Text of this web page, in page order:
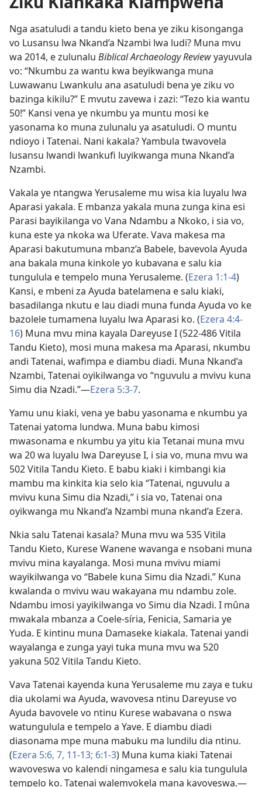
Nga asatuludi a tandu kieto bena ye ziku kisonganga
vo Lusansu lwa Nkand’a Nzambi lwa ludi? Muna mvu
wa 2014, e zulunalu Biblical Archaeology Reviewyayuvula
vo: “Nkumbu za wantu kwa beyikwanga muna
Luwawanu Lwankulu ana asatuludi bena ye ziku vo
bazinga kikilu?” E mvutu zavewa i zazi: “Tezo kia wantu
50!” Kansi vena ye nkumbu ya muntu mosi ke
yasonama ko muna zulunalu ya asatuludi. O muntu
ndioyo i Tatenai. Nani kakala? Yambula twavovela
lusansu lwandi lwankufi luyikwanga muna Nkand’a
Nzambi.
Vakala ye ntangwa Yerusaleme mu wisa kia luyalu lwa
Aparasi yakala. E mbanza yakala muna zunga kina esi
Parasi bayikilanga vo Vana Ndambu a Nkoko, i sia vo,
kuna este ya nkoka wa Uferate. Vava makesa ma
Aparasi bakutumuna mbanz’a Babele, bavevola Ayuda
ana bakala muna kinkole yo kubavana e salu kia
tungulula e tempelo muna Yerusaleme. (Ezera 1:1-4)
Kansi, e mbeni za Ayuda batelamena e salu kiaki,
basadilanga nkutu e lau diadi muna funda Ayuda vo ke
bazolele tumamena luyalu lwa Aparasi ko. (Ezera 4:4-
16) Muna mvu mina kayala Dareyuse I (522-486 Vitila
Tandu Kieto), mosi muna makesa ma Aparasi, nkumbu
andi Tatenai, wafimpa e diambu diadi. Muna Nkand’a
Nzambi, Tatenai oyikilwanga vo “nguvulu a mvivu kuna
Simu dia Nzadi.”—Ezera 5:3-7.
Yamu unu kiaki, vena ye babu yasonama e nkumbu ya
Tatenai yatoma lundwa. Muna babu kimosi
mwasonama e nkumbu ya yitu kia Tetanai muna mvu
wa 20 wa luyalu lwa Dareyuse I, i sia vo, muna mvu wa
502 Vitila Tandu Kieto. E babu kiaki i kimbangi kia
mambu ma kinkita kia selo kia “Tatenai, nguvulu a
mvivu kuna Simu dia Nzadi,” i sia vo, Tatenai ona
oyikwanga mu Nkand’a Nzambi muna nkand’a Ezera.
Nkia salu Tatenai kasala? Muna mvu wa 535 Vitila
Tandu Kieto, Kurese Wanene wavanga e nsobani muna
mvivu mina kayalanga. Mosi muna mvivu miami
wayikilwanga vo “Babele kuna Simu dia Nzadi.” Kuna
kwalanda o mvivu wau wakayana mu ndambu zole.
Ndambu imosi yayikilwanga vo Simu dia Nzadi. I mûna
mwakala mbanza a Coele-síria, Fenicia, Samaria ye
Yuda. E kintinu muna Damaseke kiakala. Tatenai yandi
wayalanga e zunga yayi tuka muna mvu wa 520
yakuna 502 Vitila Tandu Kieto.
Vava Tatenai kayenda kuna Yerusaleme mu zaya e tuku
dia ukolami wa Ayuda, wavovesa ntinu Dareyuse vo
Ayuda bavovele vo ntinu Kurese wabavana o nswa
watungulula e tempelo a Yave. E diambu diadi
diasonama mpe muna mabuku ma lundilu dia ntinu.
(Ezera 5:6, 7, 11-13; 6:1-3) Muna kuma kiaki Tatenai
wavoveswa vo kalendi ningamesa e salu kia tungulula
tempelo ko. Tatenai walemvokela mana kavoveswa.—